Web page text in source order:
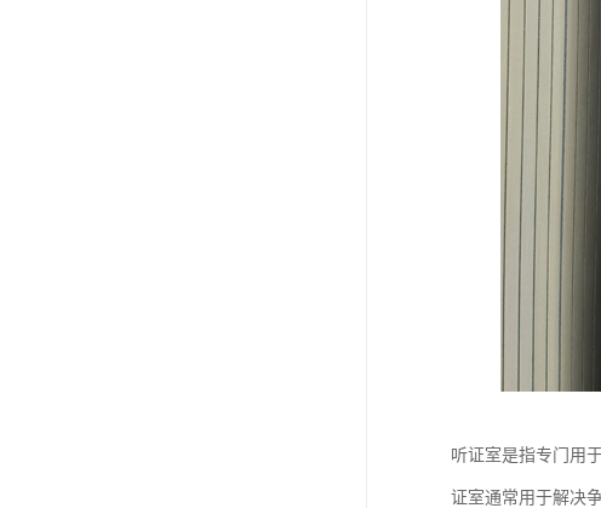
听证室是指专门用
证室通常用于解决